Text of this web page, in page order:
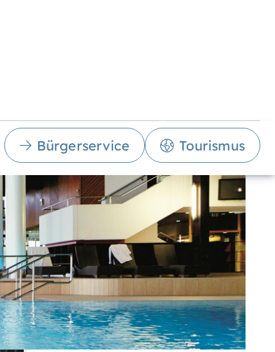
Bürgerservice Tourismus